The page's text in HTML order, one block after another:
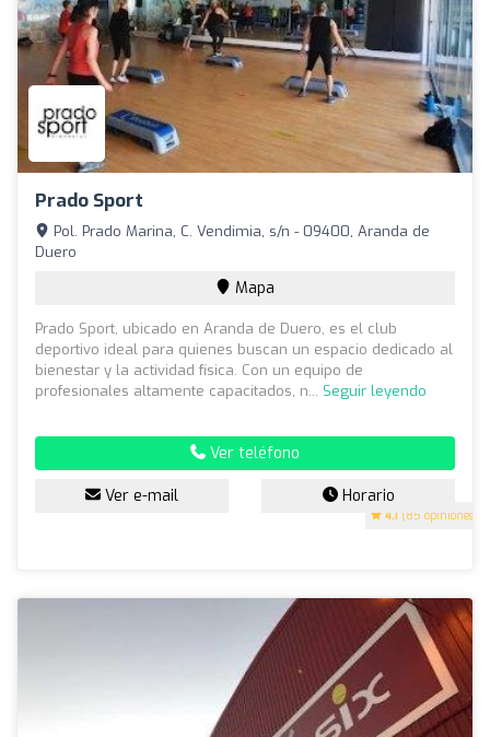
Prado Sport
4.1 (85 opiniones)
Pol. Prado Marina, C. Vendimia, s/n - 09400, Aranda de
Duero
Mapa
Prado Sport, ubicado en Aranda de Duero, es el club
deportivo ideal para quienes buscan un espacio dedicado al
bienestar y la actividad física. Con un equipo de
profesionales altamente capacitados, n... Seguir leyendo
Ver teléfono
Ver e-mail Horario